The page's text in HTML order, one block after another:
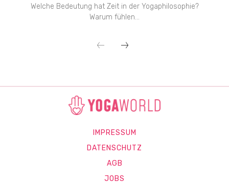
Welche Bedeutung hat Zeit in der Yogaphilosophie?
Warum fühlen...
IMPRESSUM
DATENSCHUTZ
AGB
JOBS